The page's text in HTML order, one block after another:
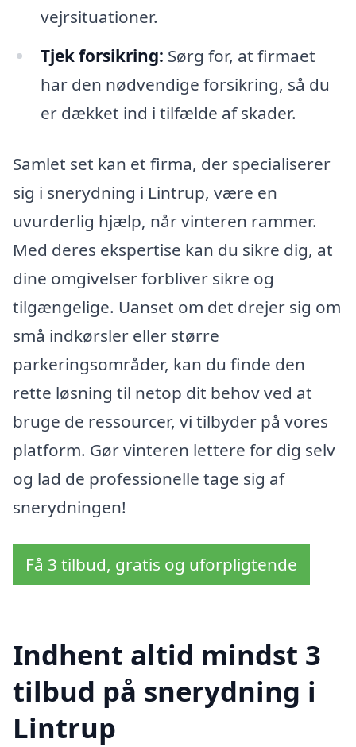
vejrsituationer.
Tjek forsikring: Sørg for, at firmaet
har den nødvendige forsikring, så du
er dækket ind i tilfælde af skader.
Samlet set kan et firma, der specialiserer
sig i snerydning i Lintrup, være en
uvurderlig hjælp, når vinteren rammer.
Med deres ekspertise kan du sikre dig, at
dine omgivelser forbliver sikre og
tilgængelige. Uanset om det drejer sig om
små indkørsler eller større
parkeringsområder, kan du finde den
rette løsning til netop dit behov ved at
bruge de ressourcer, vi tilbyder på vores
platform. Gør vinteren lettere for dig selv
og lad de professionelle tage sig af
snerydningen!
Få 3 tilbud, gratis og uforpligtende
Indhent altid mindst 3
tilbud på snerydning i
Lintrup